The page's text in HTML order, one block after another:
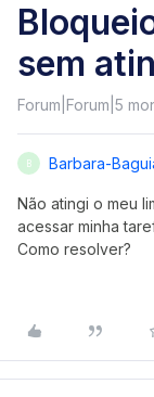
sem
Forum|Forum|5
B Barbara-
Não atingi o meu
acessar minha
Como resolver?